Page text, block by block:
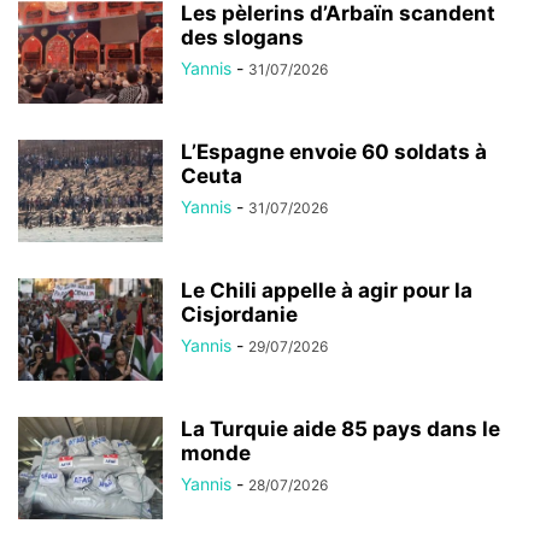
Les pèlerins d’Arbaïn scandent
des slogans
Yannis - 31/07/2026
L’Espagne envoie 60 soldats à
Ceuta
Yannis - 31/07/2026
Le Chili appelle à agir pour la
Cisjordanie
Yannis - 29/07/2026
La Turquie aide 85 pays dans le
monde
Yannis - 28/07/2026